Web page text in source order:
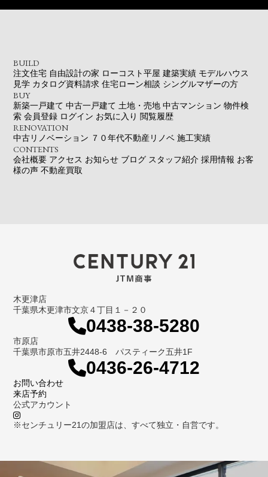
BUILD
注文住宅 自由設計の家 ローコスト平屋 建築実績 モデルハウス
見学 カタログ資料請求 住宅ローン相談 シングルマザーの方
BUY
新築一戸建て 中古一戸建て 土地・売地 中古マンション 物件検
索 会員登録 ログイン お気に入り 閲覧履歴
RENOVATION
中古リノベーション ７０年代不動産リノベ 施工実績
CONTENTS
会社概要 アクセス お知らせ ブログ スタッフ紹介 採用情報 お客
様の声 不動産買取
木更津店
千葉県木更津市文京４丁目１－２０
0438-38-5280
市原店
千葉県市原市五井2448-6 パスティーク五井1F
0436-26-4712
お問い合わせ
来店予約
公式アカウント
※センチュリー21の加盟店は、すべて独立・自営です。